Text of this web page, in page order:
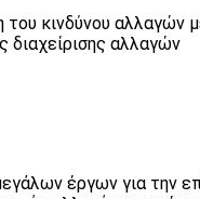
του κινδύνου αλλαγών
διαχείρισης αλλαγών
έργων για την